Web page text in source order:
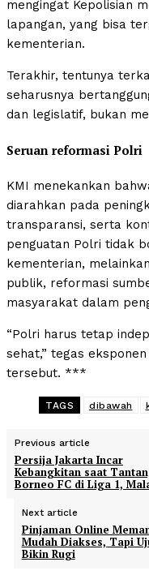
mengingat Kepolisian
lapangan, yang bisa
kementerian.
Terakhir, tentunya
seharusnya
dan legislatif, bukan
Seruan reformasi Polri
KMI menekankan
diarahkan pada
transparansi, serta
penguatan Polri tidak
kementerian,
publik, reformasi
masyarakat dalam
“Polri harus tetap
sehat,” tegas
tersebut. ***
TAGS dibawah
Previous article
Persija Jakarta Incar
Kebangkitan saat
Borneo FC di Liga 1,
Next article
Pinjaman Online
Mudah Diakses, Tapi
Bikin Rugi